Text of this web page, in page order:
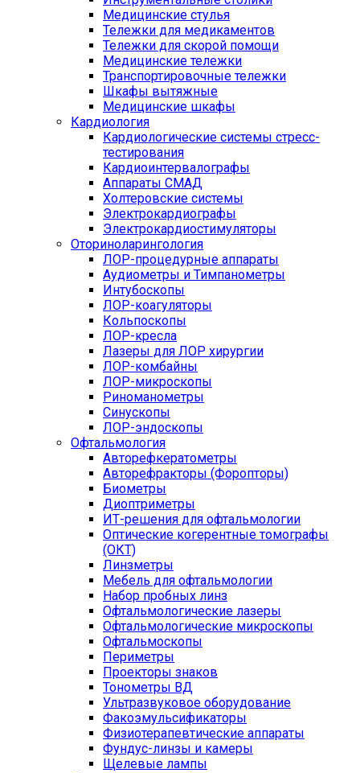
Медицинские стулья
Тележки для медикаментов
Тележки для скорой помощи
Медицинские тележки
Транспортировочные тележки
Шкафы вытяжные
Медицинские шкафы
Кардиология
Кардиологические системы стресс-
тестирования
Кардиоинтервалографы
Аппараты СМАД
Холтеровские системы
Электрокардиографы
Электрокардиостимуляторы
Оториноларингология
ЛОР-процедурные аппараты
Аудиометры и Тимпанометры
Интубоскопы
ЛОР-коагуляторы
Кольпоскопы
ЛОР-кресла
Лазеры для ЛОР хирургии
ЛОР-комбайны
ЛОР-микроскопы
Риноманометры
Синускопы
ЛОР-эндоскопы
Офтальмология
Авторефкератометры
Авторефракторы (Форопторы)
Биометры
Диоптриметры
ИТ-решения для офтальмологии
Оптические когерентные томографы
(ОКТ)
Линзметры
Мебель для офтальмологии
Набор пробных линз
Офтальмологические лазеры
Офтальмологические микроскопы
Офтальмоскопы
Периметры
Проекторы знаков
Тонометры ВД
Ультразвуковое оборудование
Факоэмульсификаторы
Физиотерапевтические аппараты
Фундус-линзы и камеры
Щелевые лампы